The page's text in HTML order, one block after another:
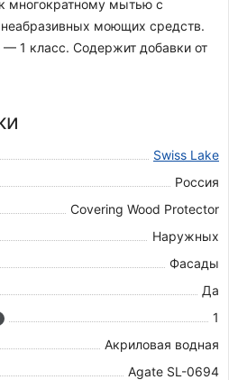
многократному мытью с
моющих средств.
1 класс. Содержит добавки от
Swiss Lake
Россия
Covering Wood Protector
Наружных
Фасады
Да
1
Акриловая водная
Agate SL-0694